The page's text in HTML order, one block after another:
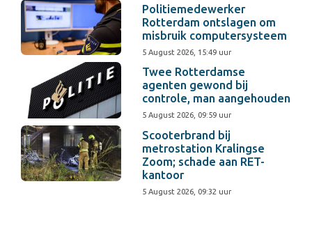
Politiemedewerker
Rotterdam ontslagen om
misbruik computersysteem
5 August 2026, 15:49 uur
Twee Rotterdamse
agenten gewond bij
controle, man aangehouden
5 August 2026, 09:59 uur
Scooterbrand bij
metrostation Kralingse
Zoom; schade aan RET-
kantoor
5 August 2026, 09:32 uur